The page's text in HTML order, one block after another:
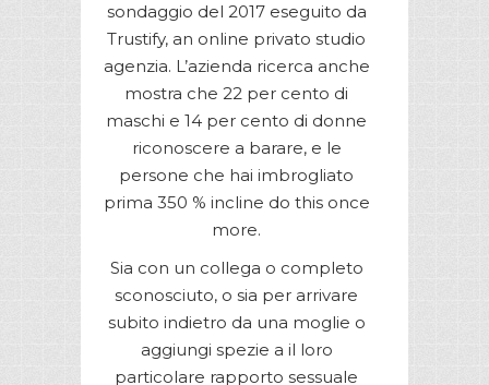
sondaggio del 2017 eseguito da
Trustify, an online privato studio
agenzia. L’azienda ricerca anche
mostra che 22 per cento di
maschi e 14 per cento di donne
riconoscere a barare, e le
persone che hai imbrogliato
prima 350 % incline do this once
more.
Sia con un collega o completo
sconosciuto, o sia per arrivare
subito indietro da una moglie o
aggiungi spezie a il loro
particolare rapporto sessuale